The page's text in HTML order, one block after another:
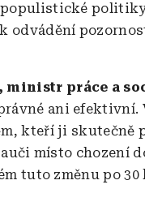
populistické
odvádění
ministr práce a
ani efektivní.
kteří ji skutečně
místo chození
tuto změnu po